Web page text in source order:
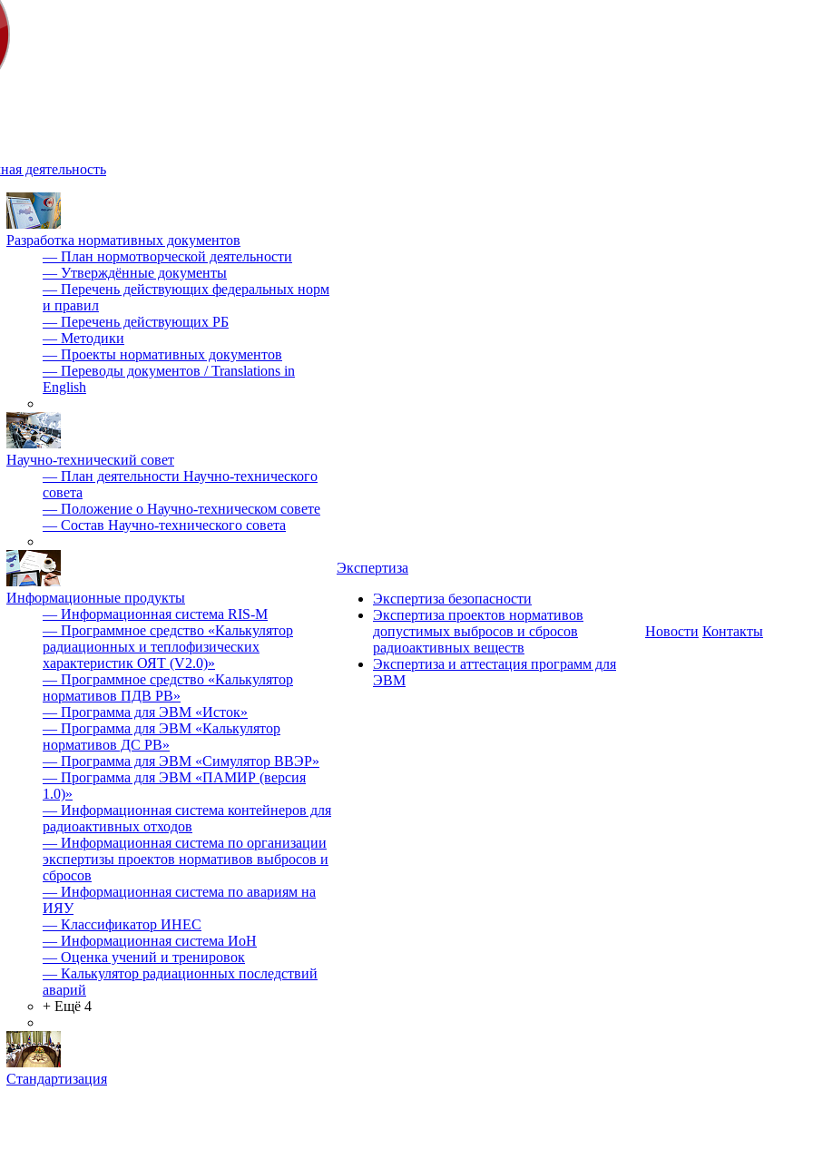
деятельность
Разработка нормативных документов
— План нормотворческой деятельности
— Утверждённые документы
— Перечень действующих федеральных норм
и правил
— Перечень действующих РБ
— Методики
— Проекты нормативных документов
— Переводы документов / Translations in
English
Научно-технический совет
— План деятельности Научно-технического
совета
— Положение о Научно-техническом совете
— Состав Научно-технического совета
Информационные продукты
— Информационная система RIS-M
— Программное средство «Калькулятор
радиационных и теплофизических
характеристик ОЯТ (V2.0)»
— Программное средство «Калькулятор
нормативов ПДВ РВ»
— Программа для ЭВМ «Исток»
— Программа для ЭВМ «Калькулятор
нормативов ДС РВ»
— Программа для ЭВМ «Симулятор ВВЭР»
— Программа для ЭВМ «ПАМИР (версия
1.0)»
— Информационная система контейнеров для
радиоактивных отходов
— Информационная система по организации
экспертизы проектов нормативов выбросов и
сбросов
— Информационная система по авариям на
ИЯУ
— Классификатор ИНЕС
— Информационная система ИоН
— Оценка учений и тренировок
— Калькулятор радиационных последствий
аварий
+ Ещё 4
Стандартизация
Экспертиза
Экспертиза безопасности
Экспертиза проектов нормативов
допустимых выбросов и сбросов
радиоактивных веществ
Экспертиза и аттестация программ для
ЭВМ
Новости Контакты